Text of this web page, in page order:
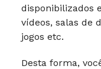
disponibilizados
vídeos, salas de
jogos etc.
Desta forma,